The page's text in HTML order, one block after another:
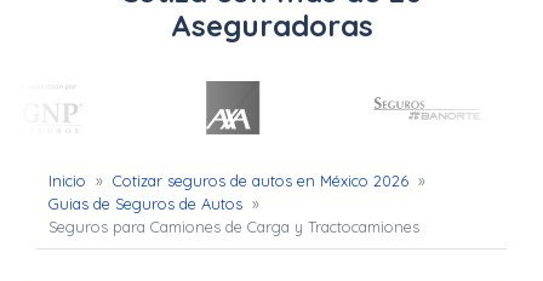
Chofer
Seguro
de
Gastos
Médicos
Aseguradoras
Inicio » Cotizar seguros de autos en México 2026 »
Guias de Seguros de Autos »
Seguros para Camiones de Carga y Tractocamiones